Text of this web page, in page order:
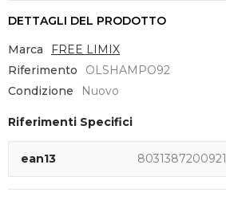
DETTAGLI DEL PRODOTTO
Marca
FREE LIMIX
Riferimento
OLSHAMPO92
Condizione
Nuovo
Riferimenti Specifici
ean13 8031387200921